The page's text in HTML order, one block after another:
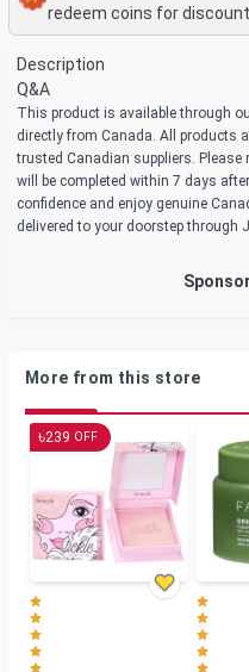
redeem coins for
Description
Q&A
This product is available through
directly from Canada. All products
trusted Canadian suppliers. Please
will be completed within 7 days
confidence and enjoy genuine
delivered to your doorstep through
More from this store
৳239 OFF